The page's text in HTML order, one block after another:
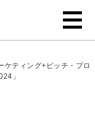
ケティング+ピッチ・プロ
」